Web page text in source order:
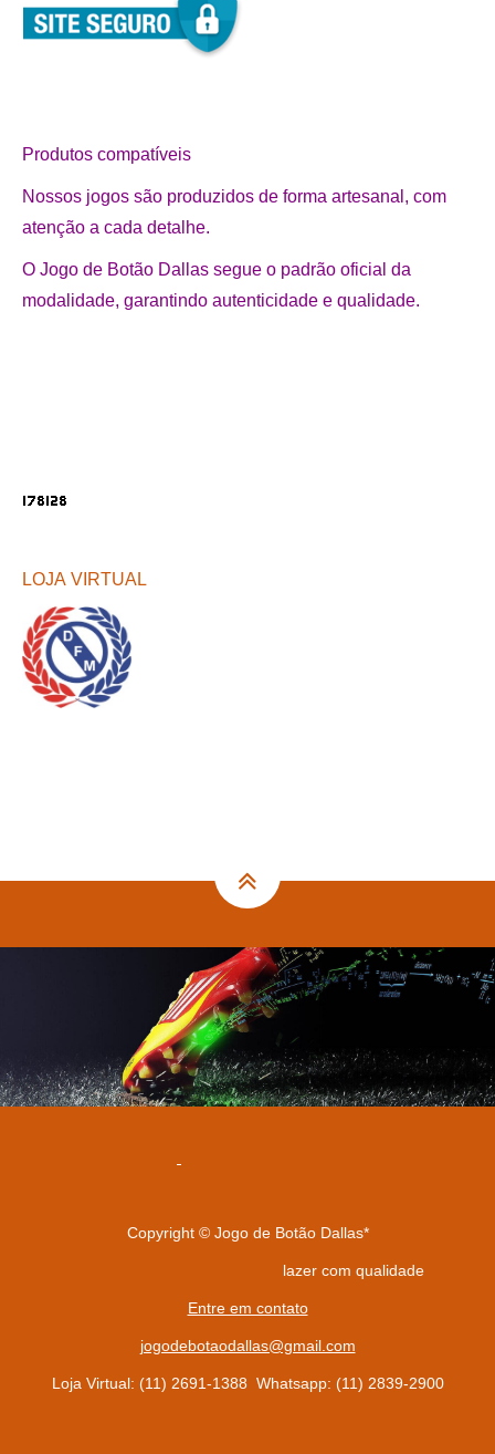
Produtos compatíveis
Nossos jogos são produzidos de forma artesanal, com
atenção a cada detalhe.
O Jogo de Botão Dallas segue o padrão oficial da
modalidade, garantindo autenticidade e qualidade.
LOJA VIRTUAL
Copyright © Jogo de Botão Dallas*
lazer com qualidade
Entre em contato
jogodebotaodallas@gmail.com
Loja Virtual: (11) 2691-1388 Whatsapp: (11) 2839-2900